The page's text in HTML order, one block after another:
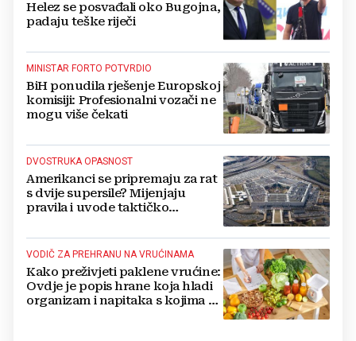
Helez se posvađali oko Bugojna,
padaju teške riječi
MINISTAR FORTO POTVRDIO
BiH ponudila rješenje Europskoj
komisiji: Profesionalni vozači ne
mogu više čekati
DVOSTRUKA OPASNOST
Amerikanci se pripremaju za rat
s dvije supersile? Mijenjaju
pravila i uvode taktičko
VODIČ ZA PREHRANU NA VRUĆINAMA
Kako preživjeti paklene vrućine:
Ovdje je popis hrane koja hladi
organizam i napitaka s kojima si